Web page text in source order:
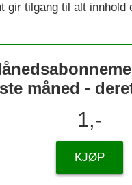
gir tilgang til alt innhold
måned -
1,-
KJØP